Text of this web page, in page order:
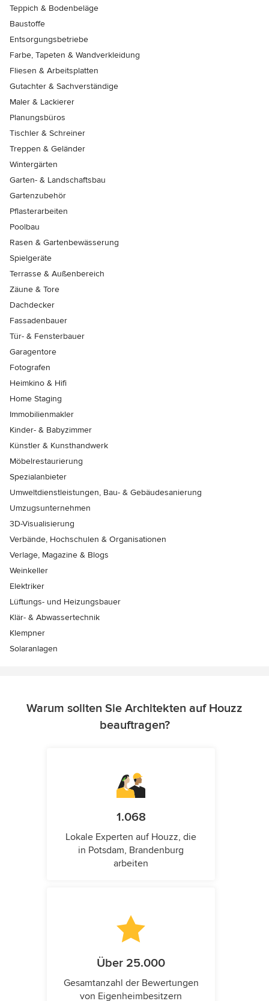
Teppich & Bodenbeläge
Baustoffe
Entsorgungsbetriebe
Farbe, Tapeten & Wandverkleidung
Fliesen & Arbeitsplatten
Gutachter & Sachverständige
Maler & Lackierer
Planungsbüros
Tischler & Schreiner
Treppen & Geländer
Wintergärten
Garten- & Landschaftsbau
Gartenzubehör
Pflasterarbeiten
Poolbau
Rasen & Gartenbewässerung
Spielgeräte
Terrasse & Außenbereich
Zäune & Tore
Dachdecker
Fassadenbauer
Tür- & Fensterbauer
Garagentore
Fotografen
Heimkino & Hifi
Home Staging
Immobilienmakler
Kinder- & Babyzimmer
Künstler & Kunsthandwerk
Möbelrestaurierung
Spezialanbieter
Umweltdienstleistungen, Bau- & Gebäudesanierung
Umzugsunternehmen
3D-Visualisierung
Verbände, Hochschulen & Organisationen
Verlage, Magazine & Blogs
Weinkeller
Elektriker
Lüftungs- und Heizungsbauer
Klär- & Abwassertechnik
Klempner
Solaranlagen
Warum sollten Sie Architekten auf Houzz
beauftragen?
1.068
Lokale Experten auf Houzz, die
in Potsdam, Brandenburg
arbeiten
Über 25.000
Gesamtanzahl der Bewertungen
von Eigenheimbesitzern